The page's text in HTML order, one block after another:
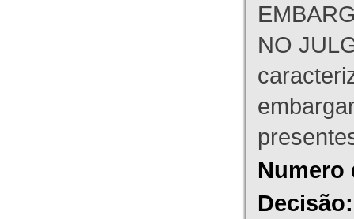
NO
Numero
Decisão: